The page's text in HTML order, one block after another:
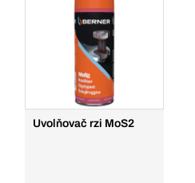
Uvolňovač rzi MoS2